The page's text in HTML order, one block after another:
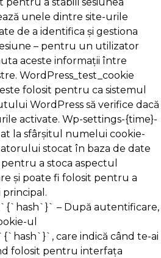
unele dintre site-urile
de a identifica și gestiona
– pentru un utilizator
aceste informații între
WordPress_test_cookie
folosit pentru ca sistemul
WordPress să verifice dacă
activate. Wp-settings-{time}-
la sfârșitul numelui cookie-
stocat în baza de date
a stoca aspectul
și poate fi folosit pentru a
– După autentificare,
ul
care indică când te-ai
folosit pentru interfața